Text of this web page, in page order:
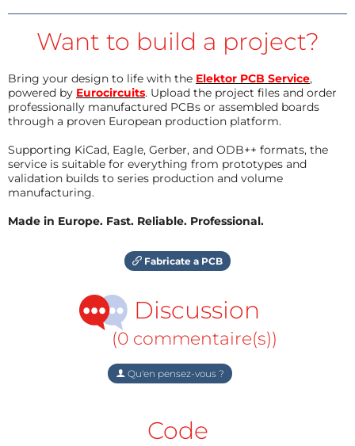
Want to build a project?
Bring your design to life with the Elektor PCB Service,
powered by Eurocircuits. Upload the project files and order
professionally manufactured PCBs or assembled boards
through a proven European production platform.
Supporting KiCad, Eagle, Gerber, and ODB++ formats, the
service is suitable for everything from prototypes and
validation builds to series production and volume
manufacturing.
Made in Europe. Fast. Reliable. Professional.
Fabricate a PCB
Discussion
(0 commentaire(s))
Qu'en pensez-vous ?
Code